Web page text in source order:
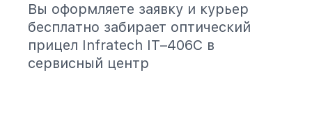
Вы оформляете заявку и курьер
бесплатно забирает оптический
прицел Infratech IT–406С в
сервисный центр